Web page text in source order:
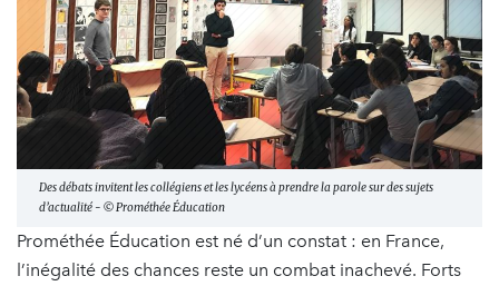
Des débats invitent les collégiens et les lycéens à prendre la parole sur des sujets
d’actualité - © Prométhée Éducation
Prométhée Éducation est né d’un constat : en France,
l’inégalité des chances reste un combat inachevé. Forts